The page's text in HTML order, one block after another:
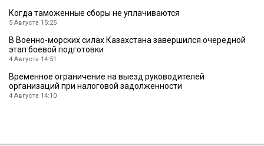
Когда таможенные сборы не уплачиваются
5 Августа 15:25
В Военно-морских силах Казахстана завершился очередной
этап боевой подготовки
4 Августа 14:51
Временное ограничение на выезд руководителей
организаций при налоговой задолженности
4 Августа 14:10